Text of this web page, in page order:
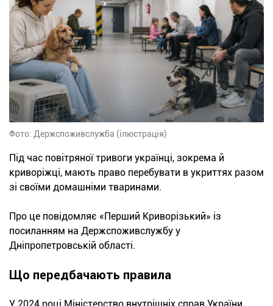
Фото: Держспоживслужба (ілюстрація)
Під час повітряної тривоги українці, зокрема й
криворіжці, мають право перебувати в укриттях разом
зі своїми домашніми тваринами.
Про це повідомляє «Перший Криворізький» із
посиланням на Держспоживслужбу у
Дніпропетровській області.
Що передбачають правила